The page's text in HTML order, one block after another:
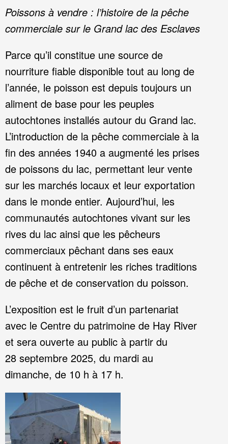
Poissons à vendre : l’histoire de la pêche
commerciale sur le Grand lac des Esclaves
Parce qu’il constitue une source de
nourriture fiable disponible tout au long de
l’année, le poisson est depuis toujours un
aliment de base pour les peuples
autochtones installés autour du Grand lac.
L’introduction de la pêche commerciale à la
fin des années 1940 a augmenté les prises
de poissons du lac, permettant leur vente
sur les marchés locaux et leur exportation
dans le monde entier. Aujourd’hui, les
communautés autochtones vivant sur les
rives du lac ainsi que les pêcheurs
commerciaux pêchant dans ses eaux
continuent à entretenir les riches traditions
de pêche et de conservation du poisson.
L’exposition est le fruit d’un partenariat
avec le Centre du patrimoine de Hay River
et sera ouverte au public à partir du
28 septembre 2025, du mardi au
dimanche, de 10 h à 17 h.
Image